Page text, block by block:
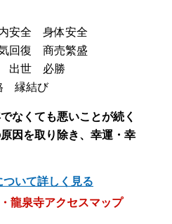
安全 身体安全
回復 商売繁盛
出世 必勝
縁結び
なくても悪いことが続く
因を取り除き、幸運・幸
ついて詳しく見る
龍泉寺アクセスマップ